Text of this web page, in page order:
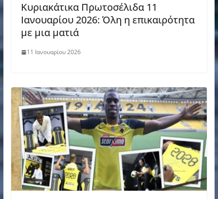
Κυριακάτικα Πρωτοσέλιδα 11
Ιανουαρίου 2026: Όλη η επικαιρότητα
με μια ματιά
11 Ιανουαρίου 2026